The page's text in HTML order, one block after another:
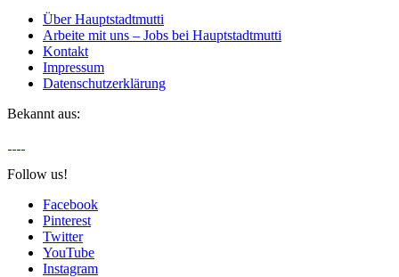
Über Hauptstadtmutti
Arbeite mit uns – Jobs bei Hauptstadtmutti
Kontakt
Impressum
Datenschutzerklärung
Bekannt aus:
Follow us!
Facebook
Pinterest
Twitter
YouTube
Instagram